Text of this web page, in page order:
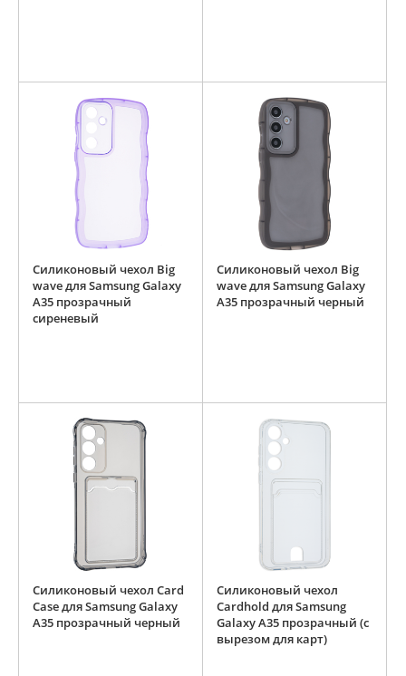
Силиконовый чехол Big
wave для Samsung Galaxy
A35 прозрачный
сиреневый
Силиконовый чехол Big
wave для Samsung Galaxy
A35 прозрачный черный
Силиконовый чехол Card
Case для Samsung Galaxy
A35 прозрачный черный
Силиконовый чехол
Cardhold для Samsung
Galaxy A35 прозрачный (с
вырезом для карт)